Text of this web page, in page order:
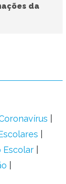
da
Escolar